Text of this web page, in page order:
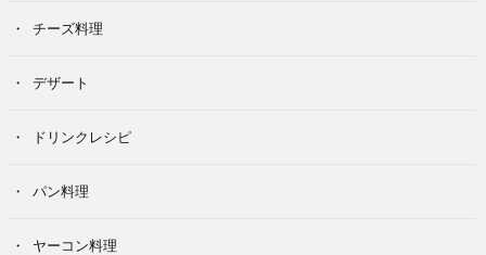
チーズ料理
デザート
ドリンクレシピ
パン料理
ヤーコン料理